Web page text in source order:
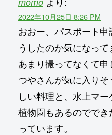
2022年10月25日 8:26 PM
おおー、パスポート
うしたのか気になっ
あまり撮ってなくて
つやさんが気に入り
しい料理と、水上マ
植物園もあるのでで
っています。